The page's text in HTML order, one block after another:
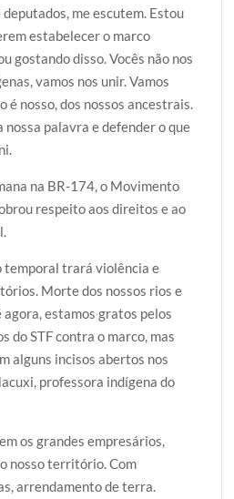
deputados, me escutem. Estou
estabelecer o marco
gostando disso. Vocês não nos
vamos nos unir. Vamos
nosso, dos nossos ancestrais.
nossa palavra e defender o que
na BR-174, o Movimento
respeito aos direitos e ao
temporal trará violência e
Morte dos nossos rios e
estamos gratos pelos
do STF contra o marco, mas
alguns incisos abertos nos
professora indígena do
os grandes empresários,
nosso território. Com
arrendamento de terra.